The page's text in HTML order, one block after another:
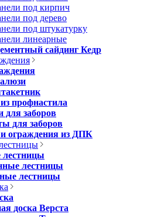
под кирпич
под дерево
под штукатурку
линеарные
сайдинг Кедр
профнастила
для заборов
для заборов
ограждения из ДПК
лестницы
лестницы
доска Верста